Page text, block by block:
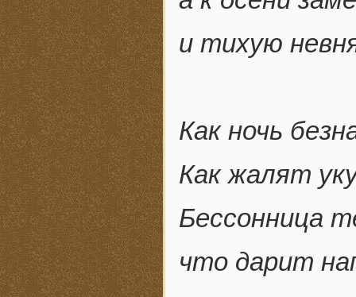
и тихую
Как ночь
Как жалят
Бессонница
что дарит